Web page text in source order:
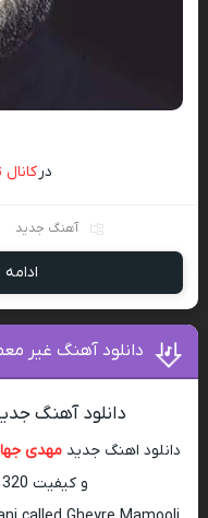
درکانال
آهنگ جدید
دانلود آهنگ غیر
دانلود آهنگ
دانلود اهنگ جدید مهدی
و کیفیت 320 از رسانه ی